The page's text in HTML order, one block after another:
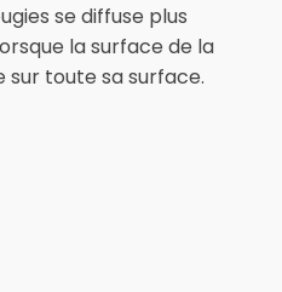
se diffuse plus
la surface de la
sur toute sa surface.